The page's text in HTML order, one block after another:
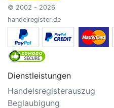
© 2002 - 2026
handelregister.de
Dienstleistungen
Handelsregisterauszug
Beglaubigung